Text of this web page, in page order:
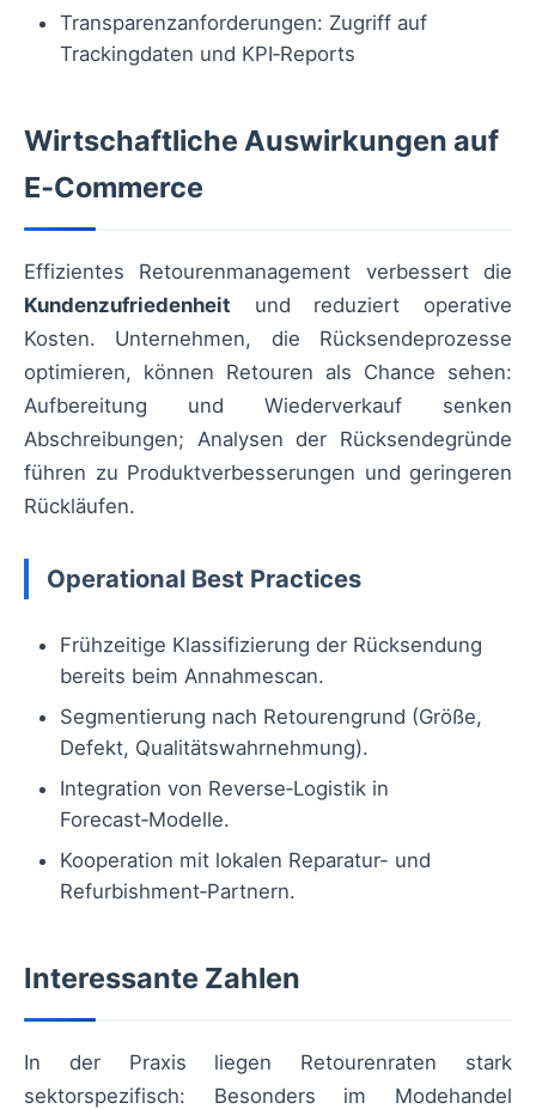
Transparenzanforderungen: Zugriff auf
Trackingdaten und KPI‑Reports
Wirtschaftliche Auswirkungen auf
E‑Commerce
Effizientes Retourenmanagement verbessert die
Kundenzufriedenheit und reduziert operative
Kosten. Unternehmen, die Rücksendeprozesse
optimieren, können Retouren als Chance sehen:
Aufbereitung und Wiederverkauf senken
Abschreibungen; Analysen der Rücksendegründe
führen zu Produktverbesserungen und geringeren
Rückläufen.
Operational Best Practices
Frühzeitige Klassifizierung der Rücksendung
bereits beim Annahmescan.
Segmentierung nach Retourengrund (Größe,
Defekt, Qualitätswahrnehmung).
Integration von Reverse‑Logistik in
Forecast‑Modelle.
Kooperation mit lokalen Reparatur- und
Refurbishment‑Partnern.
Interessante Zahlen
In der Praxis liegen Retourenraten stark
sektorspezifisch: Besonders im Modehandel